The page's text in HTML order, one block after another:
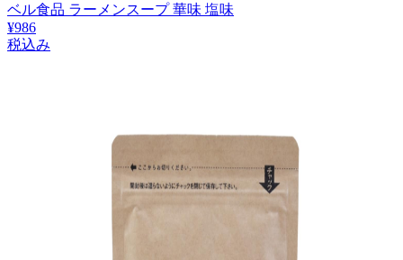
ベル食品 ラーメンスープ 華味 塩味
¥986
税込み